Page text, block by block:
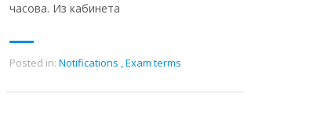
часова. Из кабинета
Posted in: Notifications ,Exam terms